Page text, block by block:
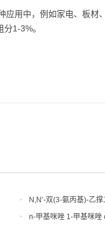
用中，例如家电、板材
1-3%。
N,N’-双(3-氨丙基)-乙
ethylenediamine CAS
n-甲基咪唑 1-甲基咪